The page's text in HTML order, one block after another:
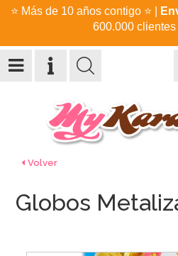
⭐ Más de 10 años contigo ⭐
600.000
Volver
Globos